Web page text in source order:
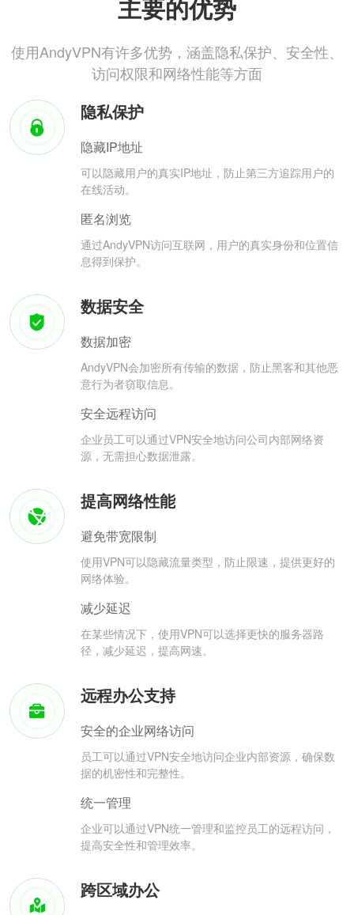
主要的优势
使用AndyVPN有许多优势，涵盖隐私保护、安全性、
访问权限和网络性能等方面
隐私保护
隐藏IP地址
可以隐藏用户的真实IP地址，防止第三方追踪用户的
在线活动。
匿名浏览
通过AndyVPN访问互联网，用户的真实身份和位置信
息得到保护。
数据安全
数据加密
AndyVPN会加密所有传输的数据，防止黑客和其他恶
意行为者窃取信息。
安全远程访问
企业员工可以通过VPN安全地访问公司内部网络资
源，无需担心数据泄露。
提高网络性能
避免带宽限制
使用VPN可以隐藏流量类型，防止限速，提供更好的
网络体验。
减少延迟
在某些情况下，使用VPN可以选择更快的服务器路
径，减少延迟，提高网速。
远程办公支持
安全的企业网络访问
员工可以通过VPN安全地访问企业内部资源，确保数
据的机密性和完整性。
统一管理
企业可以通过VPN统一管理和监控员工的远程访问，
提高安全性和管理效率。
跨区域办公